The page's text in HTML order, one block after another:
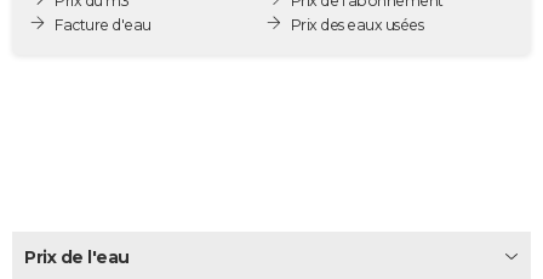
Destinations
City break
Voyage nature
Voyage de noces
Forum
Climat
PHOTO
Dictionnaire
Biographies
Citations
Expressions
Proverbes
Facture d'eau
Prix des eaux usées
Prix de l'eau